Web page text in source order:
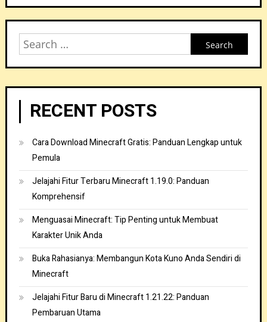
Search
RECENT POSTS
Cara Download Minecraft Gratis: Panduan Lengkap untuk
Pemula
Jelajahi Fitur Terbaru Minecraft 1.19.0: Panduan
Komprehensif
Menguasai Minecraft: Tip Penting untuk Membuat
Karakter Unik Anda
Buka Rahasianya: Membangun Kota Kuno Anda Sendiri di
Minecraft
Jelajahi Fitur Baru di Minecraft 1.21.22: Panduan
Pembaruan Utama